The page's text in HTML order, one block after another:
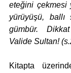
eteğini çekmesi
yürüyüşü,
gümbür.
Valide Sultan!
Kitapta